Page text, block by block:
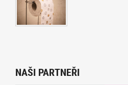
NAŠI PARTNEŘI